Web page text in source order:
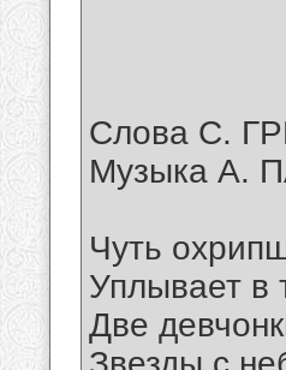
Слова С.
Музыка А.
Чуть
Уплывает в
Две